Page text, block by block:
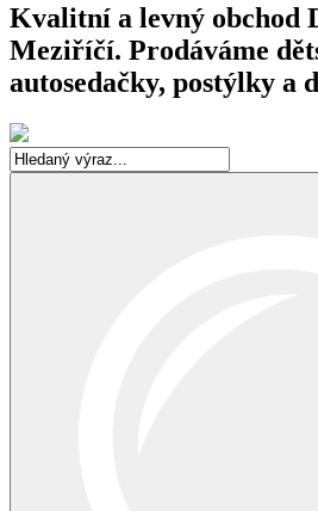
Kvalitní a levný obchod
Meziříčí. Prodáváme
autosedačky, postýlky a